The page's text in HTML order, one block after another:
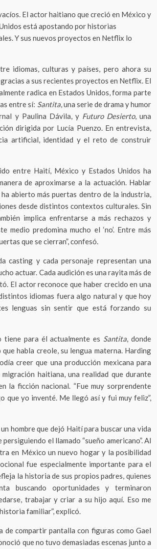
El actor haitiano que creció en México y
está apostando por historias
Y sus nuevos proyectos en Netflix lo
idiomas, culturas y países, pero ahora su
a sus recientes proyectos en Netflix. El
radica en Estados Unidos, forma parte
entre sí: Santita, una serie de drama y humor
y Paulina Dávila, y Futuro Desierto, una
dirigida por Lucía Puenzo. En entrevista,
artificial, identidad y el reto de construir
entre Haití, México y Estados Unidos ha
de aproximarse a la actuación. Hablar
abierto más puertas dentro de la industria,
desde distintos contextos culturales. Sin
implica enfrentarse a más rechazos y
medio predomina mucho el ‘no’. Entre más
que se cierran”, confesó.
casting y cada personaje representan una
actuar. Cada audición es una rayita más de
El actor reconoce que haber crecido en una
idiomas fuera algo natural y que hoy
lenguas sin sentir que está forzando su
tiene para él actualmente es Santita, donde
habla creole, su lengua materna. Harding
creer que una producción mexicana para
haitiana, una realidad que durante
la ficción nacional. “Fue muy sorprendente
que yo inventé. Me llegó así y fui muy feliz”,
hombre que dejó Haití para buscar una vida
el llamado “sueño americano”. Al
en México un nuevo hogar y la posibilidad
fue especialmente importante para el
la historia de sus propios padres, quienes
buscando oportunidades y terminaron
trabajar y criar a su hijo aquí. Eso me
familiar”, explicó.
de compartir pantalla con figuras como Gael
que no tuvo demasiadas escenas junto a